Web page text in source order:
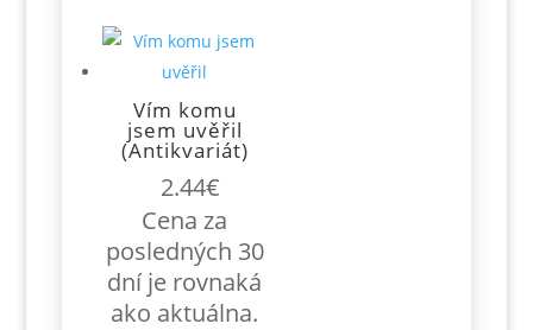
Vím komu
jsem uvěřil
(Antikvariát)
2.44€
Cena za
posledných 30
dní je rovnaká
ako aktuálna.